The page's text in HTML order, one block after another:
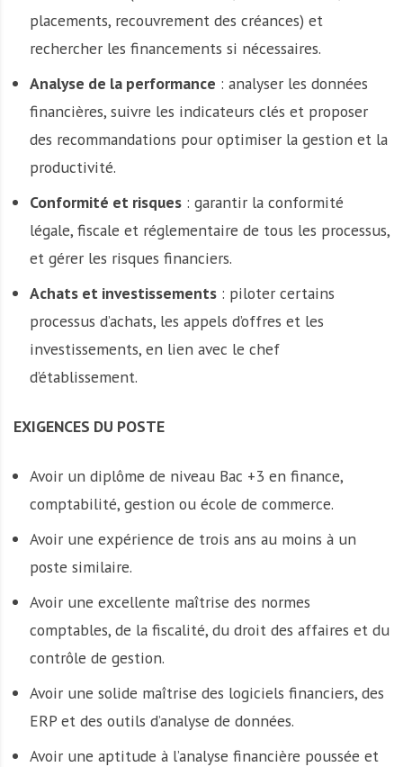
placements, recouvrement des créances) et
rechercher les financements si nécessaires.
Analyse de la performance : analyser les données
financières, suivre les indicateurs clés et proposer
des recommandations pour optimiser la gestion et la
productivité.
Conformité et risques: garantir la conformité
légale, fiscale et réglementaire de tous les processus,
et gérer les risques financiers.
Achats et investissements: piloter certains
processus d’achats, les appels d’offres et les
investissements, en lien avec le chef
d’établissement.
EXIGENCES DU POSTE
Avoir un diplôme de niveau Bac +3 en finance,
comptabilité, gestion ou école de commerce.
Avoir une expérience de trois ans au moins à un
poste similaire.
Avoir une excellente maîtrise des normes
comptables, de la fiscalité, du droit des affaires et du
contrôle de gestion.
Avoir une solide maîtrise des logiciels financiers, des
ERP et des outils d’analyse de données.
Avoir une aptitude à l’analyse financière poussée et